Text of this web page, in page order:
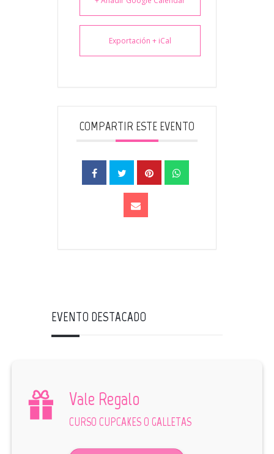
Exportación + iCal
COMPARTIR ESTE EVENTO
EVENTO DESTACADO
Vale Regalo
CURSO CUPCAKES O GALLETAS